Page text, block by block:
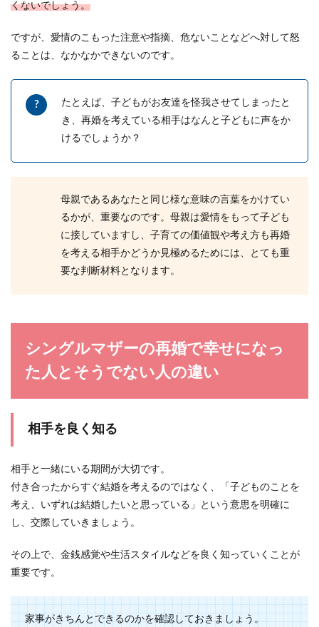
彼との付き合いが長くなると、安定した関係には
奥手な男性へのアプローチ方法や結婚
へ向けてのステップ
恋愛に奥手な男性との結婚は、かなり時間がかか
るのでは？と思う方も多いと思います。奥手な男
男性が浮気をしている時の行動の特徴
や、浮気しやすい男性の特徴
片思いで失恋をしてしまったときの立ち直り方と
なってしまい...
くないでしょう。
ですが、愛情のこもった注意や指摘、危ないことなどへ対して怒
ることは、なかなかできないのです。
たとえば、子どもがお友達を怪我させてしまったと
き、再婚を考えている相手はなんと子どもに声をか
けるでしょうか？
母親であるあなたと同じ様な意味の言葉をかけてい
るかが、重要なのです。母親は愛情をもって子ども
に接していますし、子育ての価値観や考え方も再婚
を考える相手かどうか見極めるためには、とても重
要な判断材料となります。
シングルマザーの再婚で幸せになっ
た人とそうでない人の違い
相手を良く知る
相手と一緒にいる期間が大切です。
付き合ったからすぐ結婚を考えるのではなく、「子どものことを
考え、いずれは結婚したいと思っている」という意思を明確に
し、交際していきましょう。
その上で、金銭感覚や生活スタイルなどを良く知っていくことが
重要です。
家事がきちんとできるのかを確認しておきましょう。